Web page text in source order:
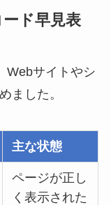
ド早見表
Webサイトやシ
ました。
主な状態
ページが正し
く表示された